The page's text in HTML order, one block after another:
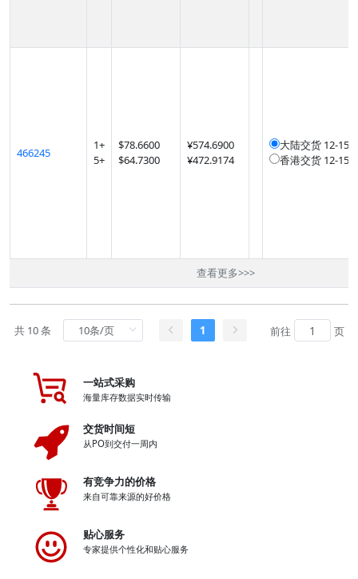
466245
1+
5+
$78.6600
$64.7300
¥574.6900
¥472.9174
大陆交货 12-15
香港交货 12-15
查看更多>>>
共 10 条 1 前往 页
一站式采购
海量库存数据实时传输
交货时间短
从PO到交付一周内
有竞争力的价格
来自可靠来源的好价格
贴心服务
专家提供个性化和贴心服务